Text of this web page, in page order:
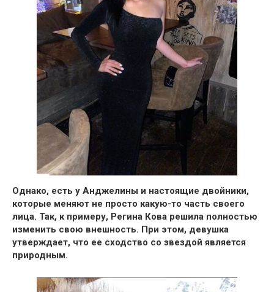
Однако, есть у Анджелины и настоящие двойники,
которые меняют не просто какую-то часть своего
лица. Так, к примеру, Регина Кова решила полностью
изменить свою внешность. При этом, девушка
утверждает, что ее сходство со звездой является
природным.